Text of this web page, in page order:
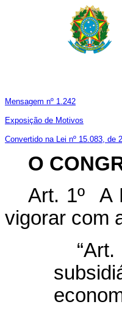
Mensagem nº 1.242
Exposição de Motivos
Convertido na Lei nº 15.083, de
O
Art. 1º A
vigorar com